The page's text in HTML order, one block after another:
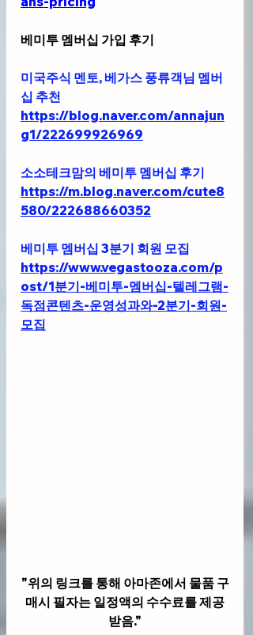
베미투 멤버십 가입 후기
미국주식 멘토, 베가스 풍류객님 멤버
십 추천
https://blog.naver.com/annajun
g1/222699926969
소소테크맘의 베미투 멤버십 후기
https://m.blog.naver.com/cute8
580/222688660352
베미투 멤버십 3분기 회원 모집
https://www.vegastooza.com/p
ost/1분기-베미투-멤버십-텔레그램-
독점콘텐츠-운영성과와-2분기-회원-
모집
"위의 링크를 통해 아마존에서 물품 구
매시 필자는 일정액의 수수료를 제공
받음."